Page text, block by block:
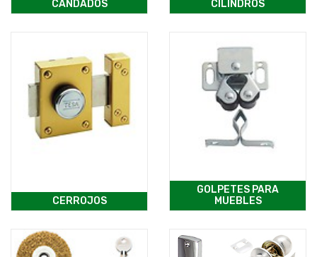
CANDADOS
CILINDROS
CERROJOS
GOLPETES PARA
MUEBLES